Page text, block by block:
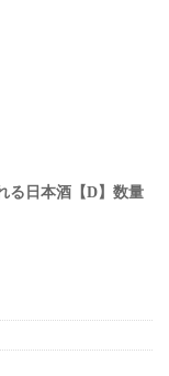
る日本酒【D】数量